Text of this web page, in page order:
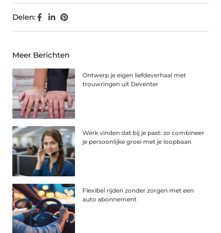
Delen:
Meer Berichten
Ontwerp je eigen liefdeverhaal met
trouwringen uit Deventer
Werk vinden dat bij je past: zo combineer
je persoonlijke groei met je loopbaan
Flexibel rijden zonder zorgen met een
auto abonnement